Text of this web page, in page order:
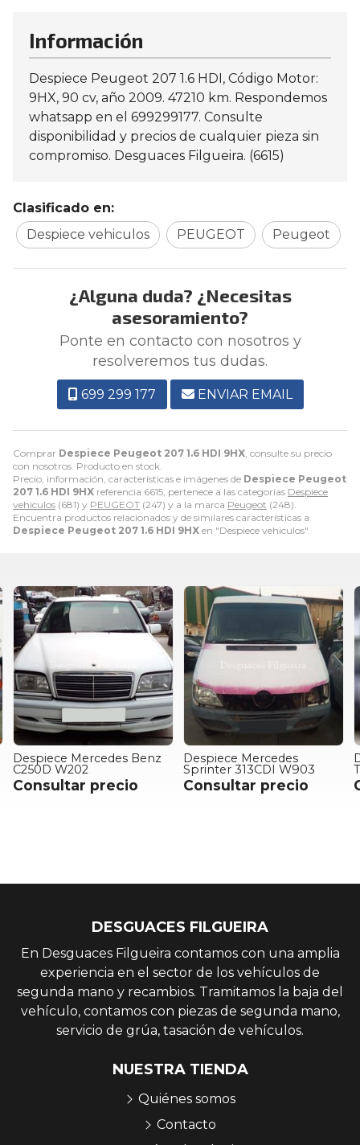
Comprar Despiece Peugeot 207 1.6 HDI 9HX , consulte su precio
con nosotros. Producto en stock.
Precio, información, características e imágenes de Despiece Peugeot
207 1.6 HDI 9HX referencia 6615, pertenece a las categorías Despiece
vehiculos (681) y PEUGEOT (247) y a la marca Peugeot (248).
Encuentra productos relacionados y de similares características a
Despiece Peugeot 207 1.6 HDI 9HX en "Despiece vehiculos".
Información
Despiece Peugeot 207 1.6 HDI, Código Motor:
9HX, 90 cv, año 2009. 47210 km. Respondemos
whatsapp en el 699299177. Consulte
disponibilidad y precios de cualquier pieza sin
compromiso. Desguaces Filgueira. (6615)
Clasificado en:
Despiece vehiculos
PEUGEOT Peugeot
¿Alguna duda? ¿Necesitas
asesoramiento?
Ponte en contacto con nosotros y
resolveremos tus dudas.
699 299 177 ENVIAR EMAIL
Despiece Mercedes Benz
C250D W202
Consultar precio
Despiece Mercedes
Sprinter 313CDI W903
Consultar precio
DESGUACES FILGUEIRA
En Desguaces Filgueira contamos con una amplia
experiencia en el sector de los vehículos de
segunda mano y recambios. Tramitamos la baja del
vehículo, contamos con piezas de segunda mano,
servicio de grúa, tasación de vehículos.
NUESTRA TIENDA
Quiénes somos
Contacto